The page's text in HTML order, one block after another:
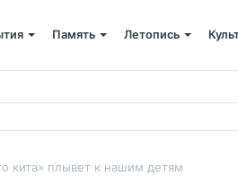
Память Летопись
крестный ход
кита» плывет к нашим детям